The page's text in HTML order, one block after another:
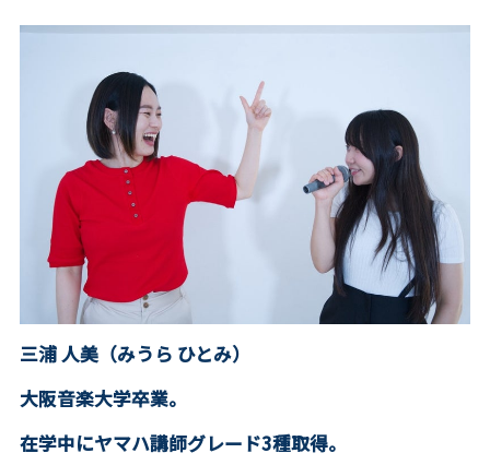
三浦 人美（みうら ひとみ）
大阪音楽大学卒業。
在学中にヤマハ講師グレード3種取得。